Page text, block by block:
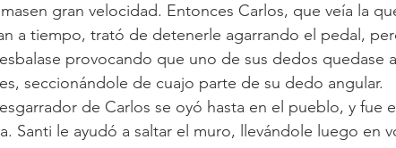
gran velocidad. Entonces Carlos, que veía la
a tiempo, trató de detenerle agarrando el pedal,
provocando que uno de sus dedos quedase
seccionándole de cuajo parte de su dedo angular.
de Carlos se oyó hasta en el pueblo, y fue
Santi le ayudó a saltar el muro, llevándole luego en